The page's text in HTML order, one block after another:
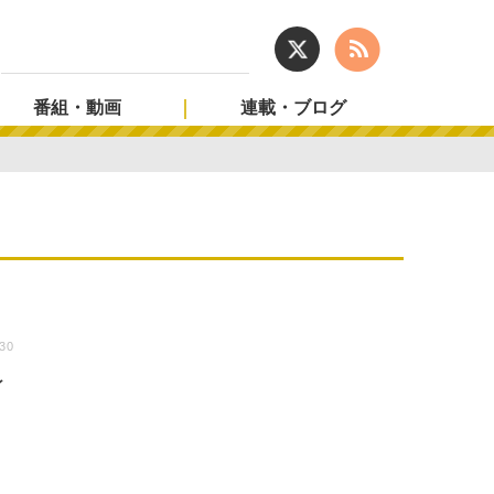
番組・動画 連載・ブログ